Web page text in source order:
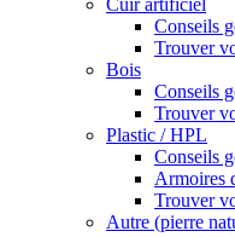
Conseils
Trouver
Bois
Conseils
Trouver
Plastic / HPL
Conseils
Armoires
Trouver
Autre (pierre